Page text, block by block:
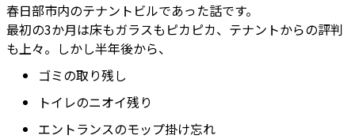
春日部市内のテナントビルであった話です。
最初の3か月は床もガラスもピカピカ、テナントからの評判
も上々。しかし半年後から、
ゴミの取り残し
トイレのニオイ残り
エントランスのモップ掛け忘れ